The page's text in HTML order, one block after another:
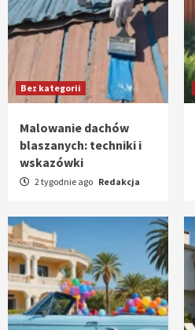
Bez kategorii
Malowanie dachów
blaszanych: techniki i
wskazówki
2 tygodnie ago Redakcja